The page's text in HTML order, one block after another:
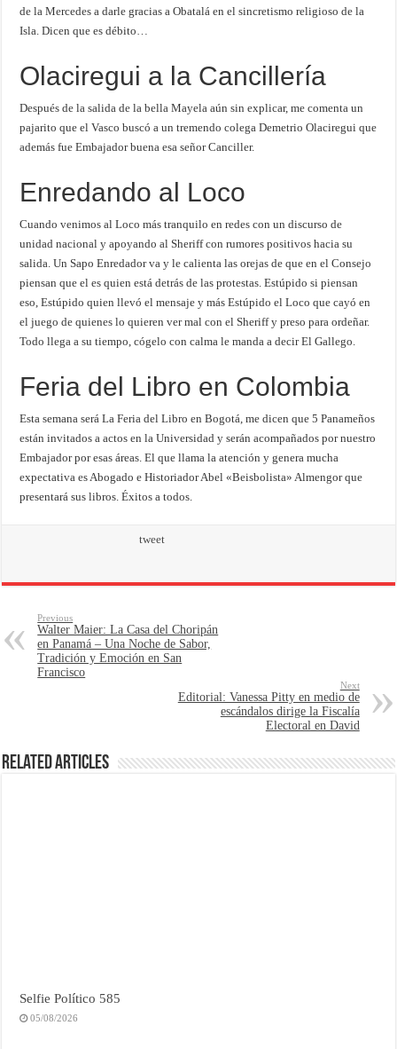
de la Mercedes a darle gracias a Obatalá en el sincretismo religioso de la
Isla. Dicen que es débito…
Olaciregui a la Cancillería
Después de la salida de la bella Mayela aún sin explicar, me comenta un
pajarito que el Vasco buscó a un tremendo colega Demetrio Olaciregui que
además fue Embajador buena esa señor Canciller.
Enredando al Loco
Cuando venimos al Loco más tranquilo en redes con un discurso de
unidad nacional y apoyando al Sheriff con rumores positivos hacia su
salida. Un Sapo Enredador va y le calienta las orejas de que en el Consejo
piensan que el es quien está detrás de las protestas. Estúpido si piensan
eso, Estúpido quien llevó el mensaje y más Estúpido el Loco que cayó en
el juego de quienes lo quieren ver mal con el Sheriff y preso para ordeñar.
Todo llega a su tiempo, cógelo con calma le manda a decir El Gallego.
Feria del Libro en Colombia
Esta semana será La Feria del Libro en Bogotá, me dicen que 5 Panameños
están invitados a actos en la Universidad y serán acompañados por nuestro
Embajador por esas áreas. El que llama la atención y genera mucha
expectativa es Abogado e Historiador Abel «Beisbolista» Almengor que
presentará sus libros. Éxitos a todos.
tweet
Previous
Walter Maier: La Casa del Choripán
en Panamá – Una Noche de Sabor,
Tradición y Emoción en San
Francisco
Next
Editorial: Vanessa Pitty en medio de
escándalos dirige la Fiscalía
Electoral en David
Related Articles
Selfie Político 585
05/08/2026